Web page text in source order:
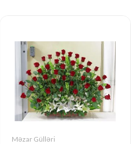
Məzar Gülləri